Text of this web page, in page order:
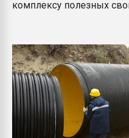
комплексу полезных